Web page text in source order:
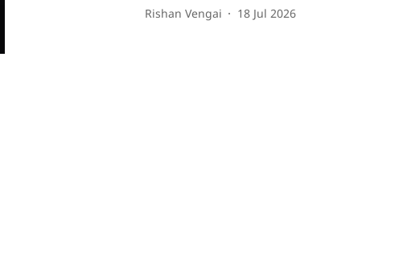
Rishan Vengai 18 Jul 2026